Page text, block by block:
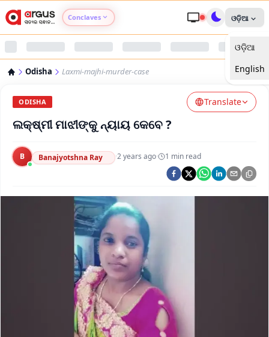
Conclaves
Argus Nari Shakti
Argus Swaad Odisha
Argus Chalo Dekhein Apna Desh
ଓଡ଼ିଆ
ଓଡ଼ିଆ
English
Odisha Laxmi-majhi-murder-case
ODISHA Translate
ଲକ୍ଷ୍ମୀ ମାଝୀଙ୍କୁ ନ୍ୟାୟ କେବେ ?
B Banajyotshna Ray ·2 years ago· 1 min read